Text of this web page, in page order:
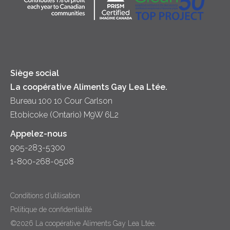
Crème sure
Principes coopératifs
Location
Siège social
La coopérative Aliments Gay Lea Ltée.
Bureau 100 10 Cour Carlson
Etobicoke (Ontario) M9W 6L2
Appelez-nous
905-283-5300
1-800-268-0508
Conditions d’utilisation
Politique de confidentialité
©2026 La coopérative Aliments Gay Lea Ltée.